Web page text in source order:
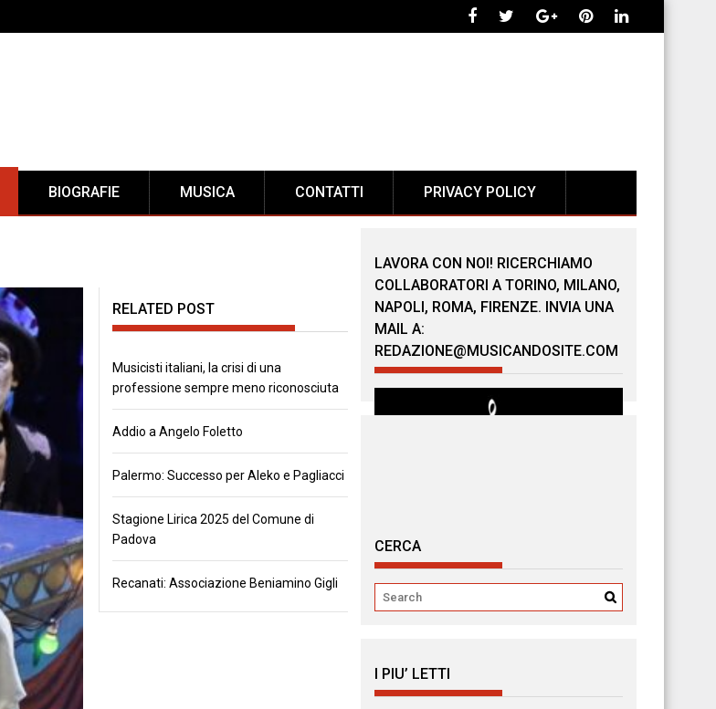
BIOGRAFIE MUSICA CONTATTI PRIVACY POLICY
RELATED POST
Musicisti italiani, la crisi di una
professione sempre meno riconosciuta
Addio a Angelo Foletto
Palermo: Successo per Aleko e Pagliacci
Stagione Lirica 2025 del Comune di
Padova
Recanati: Associazione Beniamino Gigli
LAVORA CON NOI! RICERCHIAMO
COLLABORATORI A TORINO, MILANO,
NAPOLI, ROMA, FIRENZE. INVIA UNA
MAIL A:
REDAZIONE@MUSICANDOSITE.COM
CERCA
I PIU’ LETTI